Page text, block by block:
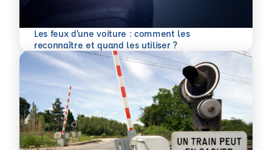
Les feux d’une voiture : comment les
reconnaître et quand les utiliser ?
En savoir plus